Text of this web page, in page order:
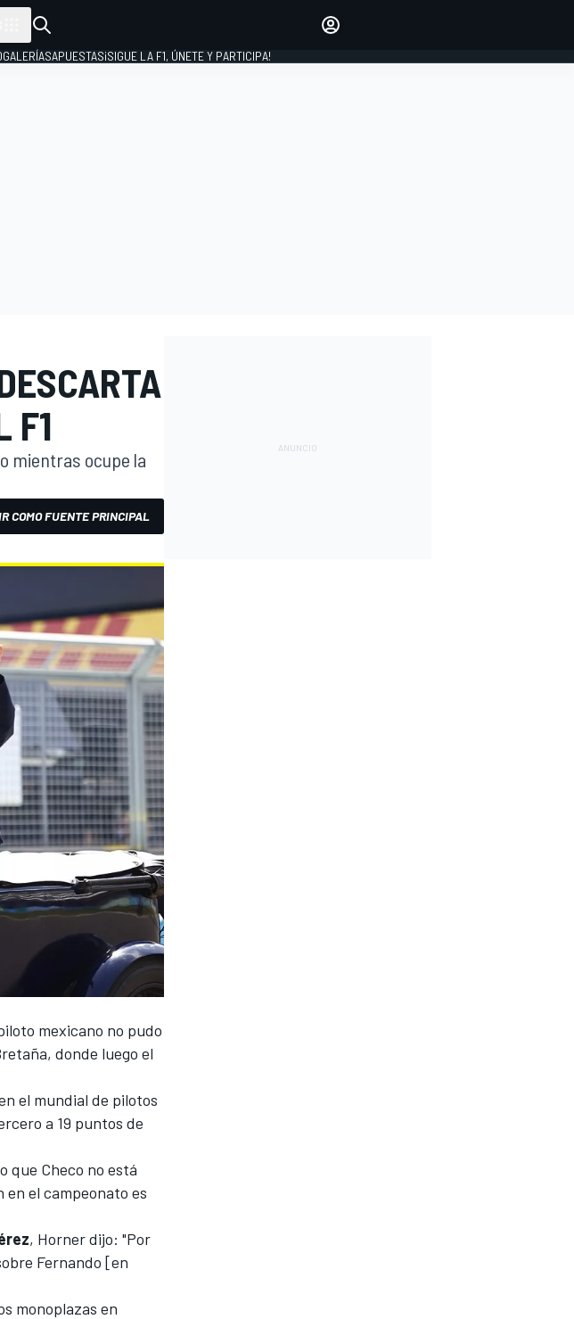
APUESTAS¡SIGUE LA F1, ÚNETE Y PARTICIPA!
F1
mientras ocupe la
COMO FUENTE PRINCIPAL
mexicano no pudo
, donde luego el
el mundial de pilotos
a 19 puntos de
que Checo no está
el campeonato es
, Horner dijo: "Por
Fernando [en
monoplazas en